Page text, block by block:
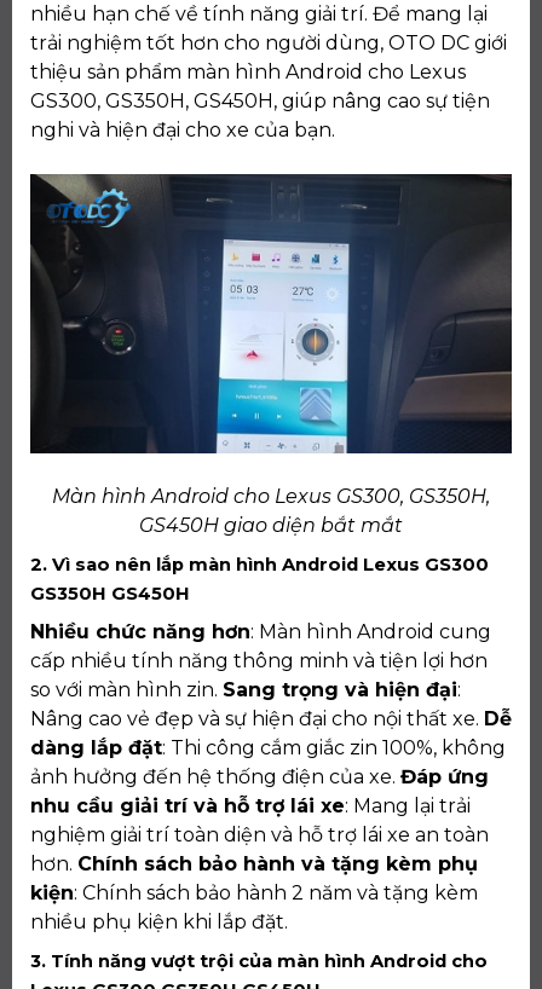
nhiều hạn chế về tính năng giải trí. Để mang lại
trải nghiệm tốt hơn cho người dùng, OTO DC giới
thiệu sản phẩm màn hình Android cho Lexus
GS300, GS350H, GS450H, giúp nâng cao sự tiện
nghi và hiện đại cho xe của bạn.
Màn hình Android cho Lexus GS300, GS350H,
GS450H giao diện bắt mắt
2. Vì sao nên lắp màn hình Android Lexus GS300
GS350H GS450H
Nhiều chức năng hơn: Màn hình Android cung
cấp nhiều tính năng thông minh và tiện lợi hơn
so với màn hình zin. Sang trọng và hiện đại:
Nâng cao vẻ đẹp và sự hiện đại cho nội thất xe. Dễ
dàng lắp đặt: Thi công cắm giắc zin 100%, không
ảnh hưởng đến hệ thống điện của xe. Đáp ứng
nhu cầu giải trí và hỗ trợ lái xe: Mang lại trải
nghiệm giải trí toàn diện và hỗ trợ lái xe an toàn
hơn. Chính sách bảo hành và tặng kèm phụ
kiện: Chính sách bảo hành 2 năm và tặng kèm
nhiều phụ kiện khi lắp đặt.
3. Tính năng vượt trội của màn hình Android cho